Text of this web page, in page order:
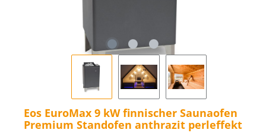
Eos EuroMax 9 kW finnischer Saunaofen
Premium Standofen anthrazit perleffekt